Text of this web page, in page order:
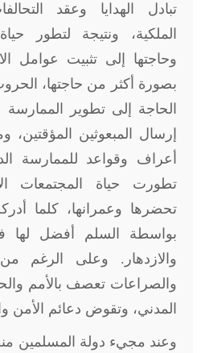
تبادل الهدايا وعقد
الملكية، ونتيجة لتطور
وحاجتها إلى تثبيت عوامل
بصورة أكثر من حاجتها،
الحاجة إلى تطوير
إرسال المبعوثين المؤقتين،
أعراف وقواعد للممارسة
تطورت حياة المجتمعات
تحضرها وعمرانها، كلما
بواسطة السلم أفضل لها في
والازدهار. وعلى الرغم
والصراعات تعصف بالأمم
المدني، وتقوض دعائم الأمن
وعند مجيء دولة المسلمين